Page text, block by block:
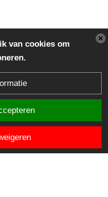
van cookies om